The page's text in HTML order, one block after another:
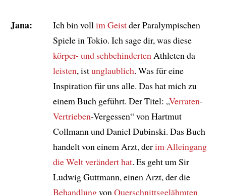
Jana: Ich bin voll im Geistder Paralympischen
Spiele in Tokio. Ich sage dir, was diese
körper- und sehbehinderten Athleten da
leisten, istunglaublich. Was für eine
Inspiration für uns alle. Das hat mich zu
einem Buch geführt. Der Titel: „Verraten-
Vertrieben-Vergessen“ von Hartmut
Collmann und Daniel Dubinski. Das Buch
handelt von einem Arzt, derim Alleingang
die Welt verändert hat. Es geht um Sir
Ludwig Guttmann, einen Arzt, der die
Behandlungvon Querschnittsgelähmten